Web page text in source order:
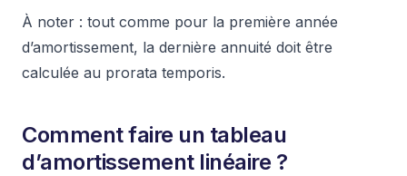
À noter : tout comme pour la première année
d’amortissement, la dernière annuité doit être
calculée au prorata temporis.
Comment faire un tableau
d’amortissement linéaire ?